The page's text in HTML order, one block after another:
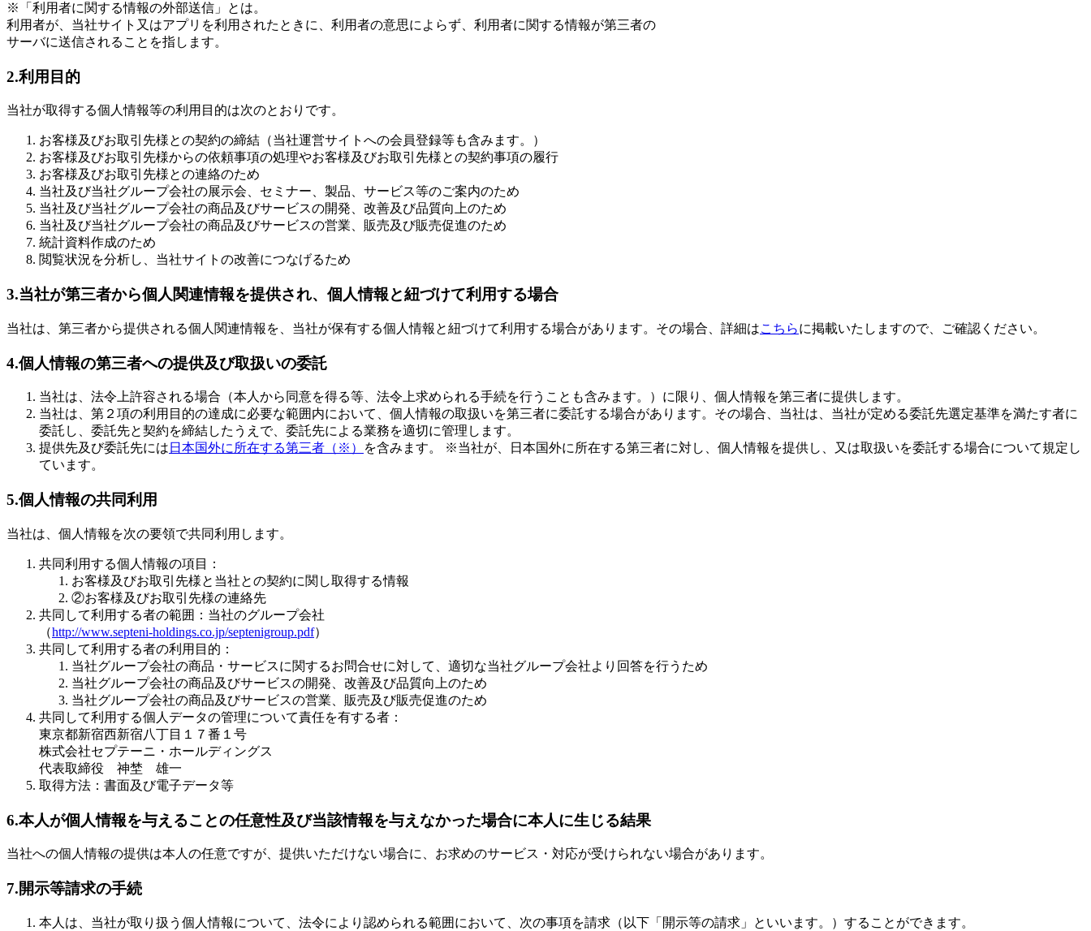
※「利用者に関する情報の外部送信」とは。
利用者が、当社サイト又はアプリを利用されたときに、利用者の意思によらず、利用者に関する情報が第三者の
サーバに送信されることを指します。
2.利用目的
当社が取得する個人情報等の利用目的は次のとおりです。
お客様及びお取引先様との契約の締結（当社運営サイトへの会員登録等も含みます。）
お客様及びお取引先様からの依頼事項の処理やお客様及びお取引先様との契約事項の履行
お客様及びお取引先様との連絡のため
当社及び当社グループ会社の展示会、セミナー、製品、サービス等のご案内のため
当社及び当社グループ会社の商品及びサービスの開発、改善及び品質向上のため
当社及び当社グループ会社の商品及びサービスの営業、販売及び販売促進のため
統計資料作成のため
閲覧状況を分析し、当社サイトの改善につなげるため
3.当社が第三者から個人関連情報を提供され、個人情報と紐づけて利用する場合
当社は、第三者から提供される個人関連情報を、当社が保有する個人情報と紐づけて利用する場合があります。その場合、詳細はこちらに掲載いたしますので、ご確認ください。
4.個人情報の第三者への提供及び取扱いの委託
当社は、法令上許容される場合（本人から同意を得る等、法令上求められる手続を行うことも含みます。）に限り、個人情報を第三者に提供します。
当社は、第２項の利用目的の達成に必要な範囲内において、個人情報の取扱いを第三者に委託する場合があります。その場合、当社は、当社が定める委託先選定基準を満たす者に
委託し、委託先と契約を締結したうえで、委託先による業務を適切に管理します。
提供先及び委託先には 日本国外に所在する第三者（※）
を含みます。 ※当社が、日本国外に所在する第三者に対し、個人情報を提供し、又は取扱いを委託する場合について規定し
ています。
5.個人情報の共同利用
当社は、個人情報を次の要領で共同利用します。
共同利用する個人情報の項目：
お客様及びお取引先様と当社との契約に関し取得する情報
②お客様及びお取引先様の連絡先
共同して利用する者の範囲：当社のグループ会社
（http://www.septeni-holdings.co.jp/septenigroup.pdf）
共同して利用する者の利用目的：
当社グループ会社の商品・サービスに関するお問合せに対して、適切な当社グループ会社より回答を行うため
当社グループ会社の商品及びサービスの開発、改善及び品質向上のため
当社グループ会社の商品及びサービスの営業、販売及び販売促進のため
共同して利用する個人データの管理について責任を有する者：
東京都新宿西新宿八丁目１７番１号
株式会社セプテーニ・ホールディングス
代表取締役 神埜 雄一
取得方法：書面及び電子データ等
6.本人が個人情報を与えることの任意性及び当該情報を与えなかった場合に本人に生じる結果
当社への個人情報の提供は本人の任意ですが、提供いただけない場合に、お求めのサービス・対応が受けられない場合があります。
7.開示等請求の手続
本人は、当社が取り扱う個人情報について、法令により認められる範囲において、次の事項を請求（以下「開示等の請求」といいます。）することができます。